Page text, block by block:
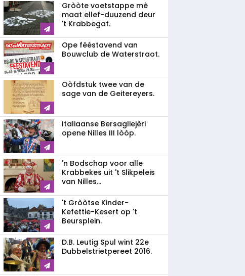
Gròòte voetstappe mè
maat ellef-duuzend deur
't Krabbegat.
Ope fééstavend van
Bouwclub de Waterstraot.
Oòfdstuk twee van de
sage van de Geitereyers.
Italiaanse Bersagliejèri
opene Nilles III lòòp.
'n Bodschap voor alle
Krabbekes uit 't Slikpeleis
van Nilles...
't Gròòtse Kinder-
Kefettie-Kesert op 't
Beursplein.
D.B. Leutig Spul wint 22e
Dubbelstrietpereet 2016.